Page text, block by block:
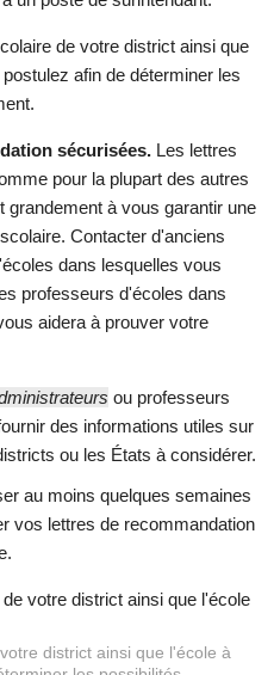
de votre district ainsi que
afin de déterminer les
sécurisées. Les lettres
pour la plupart des autres
grandement à vous garantir une
Contacter d'anciens
dans lesquelles vous
professeurs d'écoles dans
aidera à prouver votre
ou professeurs
des informations utiles sur
ou les États à considérer.
au moins quelques semaines
vos lettres de recommandation
district ainsi que l'école à